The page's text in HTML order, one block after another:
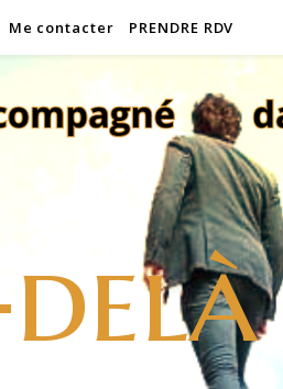
Me contacter PRENDRE RDV